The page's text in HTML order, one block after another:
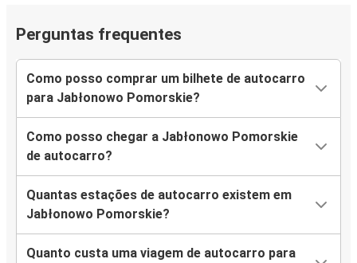
Perguntas frequentes
Como posso comprar um bilhete de autocarro
para Jabłonowo Pomorskie?
Como posso chegar a Jabłonowo Pomorskie
de autocarro?
Quantas estações de autocarro existem em
Jabłonowo Pomorskie?
Quanto custa uma viagem de autocarro para